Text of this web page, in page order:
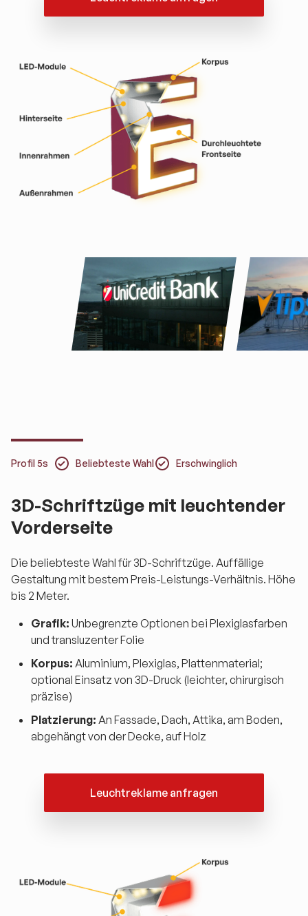
Profil 5s Beliebteste Wahl Erschwinglich
3D-Schriftzüge mit leuchtender
Vorderseite
Die beliebteste Wahl für 3D-Schriftzüge. Auffällige
Gestaltung mit bestem Preis-Leistungs-Verhältnis. Höhe
bis 2 Meter.
Grafik: Unbegrenzte Optionen bei Plexiglasfarben
und transluzenter Folie
Korpus: Aluminium, Plexiglas, Plattenmaterial;
optional Einsatz von 3D-Druck (leichter, chirurgisch
präzise)
Platzierung: An Fassade, Dach, Attika, am Boden,
abgehängt von der Decke, auf Holz
Leuchtreklame anfragen